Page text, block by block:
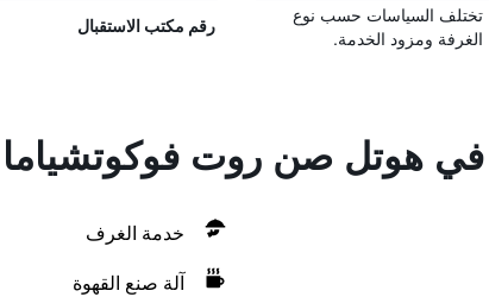
تختلف السياسات حسب نوع
الغرفة ومزود الخدمة.
رقم مكتب الاستقبال
في هوتل صن روت فوكوتشياما
خدمة الغرف
آلة صنع القهوة